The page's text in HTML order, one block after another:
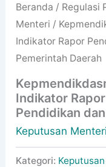
Beranda / Regulasi
Menteri /
Indikator Rapor
Pemerintah Daerah
Indikator
Pendidikan
Keputusan Menteri
Kategori: